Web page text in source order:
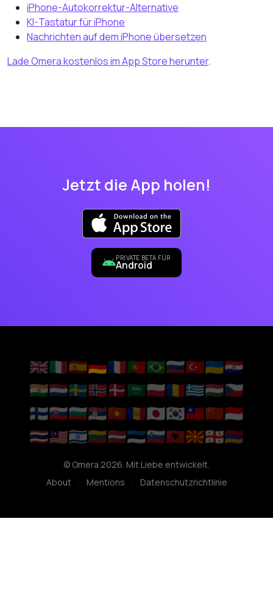
iPhone-Autokorrektur-Alternative
KI-Tastatur für iPhone
Nachrichten auf dem iPhone übersetzen
Lade Omera kostenlos im App Store herunter.
Jetzt die App holen!
PRIVATE BETA FÜR
Android
🇬🇧🇮🇹🇪🇸🇩🇪🇫🇷🇵🇹🇧🇷🇷🇺🇹🇷🇺🇦🇭🇷
🇮🇳🇳🇱🇸🇪🇳🇴🇩🇰🇸🇦🇵🇱🇷🇴🇬🇷🇭🇺🇨🇿
🇫🇮🇸🇰🇧🇬🇷🇸🇻🇳🇦🇩🇯🇵🇰🇷🇹🇼🇨🇳🇮🇩
🇹🇭🇲🇾🇮🇱🇱🇹🇱🇻🇪🇪🇸🇮🇦🇱🇲🇰🇬🇪🇦🇲
© Omera 2026. Mit Liebe entwickelt.
About
· Mentions · Datenschutzrichtlinie